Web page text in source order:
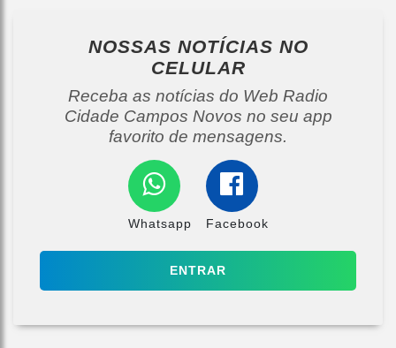
NOSSAS NOTÍCIAS NO
CELULAR
Receba as notícias do Web Radio
Cidade Campos Novos no seu app
favorito de mensagens.
Whatsapp Facebook
ENTRAR